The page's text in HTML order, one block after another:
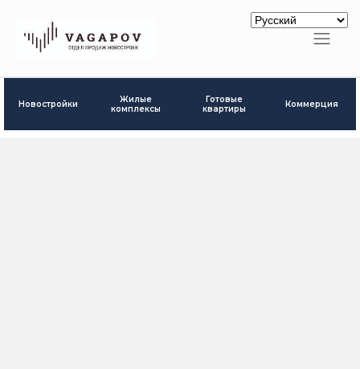
Новостройки
Жилые
комплексы
Готовые
квартиры
Коммерция